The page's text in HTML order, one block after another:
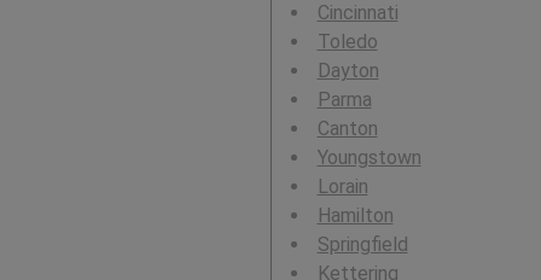
Cincinnati
Toledo
Dayton
Parma
Canton
Youngstown
Lorain
Hamilton
Springfield
Kettering